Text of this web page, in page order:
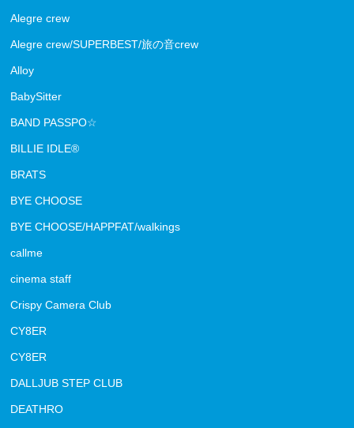
Alegre crew
Alegre crew/SUPERBEST/旅の音crew
Alloy
BabySitter
BAND PASSPO☆
BILLIE IDLE®
BRATS
BYE CHOOSE
BYE CHOOSE/HAPPFAT/walkings
callme
cinema staff
Crispy Camera Club
CY8ER
CY8ER
DALLJUB STEP CLUB
DEATHRO